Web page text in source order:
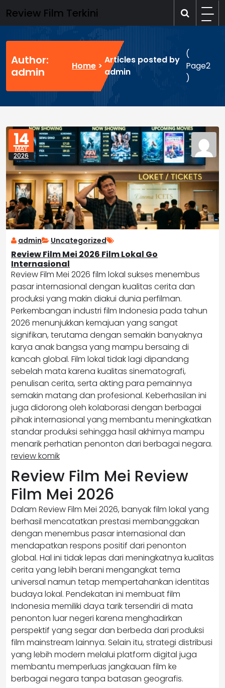
to
content
Review Film Terkini
Author:
admin
Home >
Articles posted by
admin
(
Page2
)
14
MAY
2026
admin Uncategorized
Review Film Mei 2026 Film Lokal Go
Internasional
Review Film Mei 2026 film lokal sukses menembus
pasar internasional dengan kualitas cerita dan
produksi yang makin diakui dunia perfilman.
Perkembangan industri film Indonesia pada tahun
2026 menunjukkan kemajuan yang sangat
signifikan, terutama dengan semakin banyaknya
karya anak bangsa yang mampu bersaing di
kancah global. Film lokal tidak lagi dipandang
sebelah mata karena kualitas sinematografi,
penulisan cerita, serta akting para pemainnya
semakin matang dan profesional. Keberhasilan ini
juga didorong oleh kolaborasi dengan berbagai
pihak internasional yang membantu meningkatkan
standar produksi sehingga hasil akhirnya mampu
menarik perhatian penonton dari berbagai negara.
review komik
Review Film Mei Review
Film Mei 2026
Dalam Review Film Mei 2026, banyak film lokal yang
berhasil mencatatkan prestasi membanggakan
dengan menembus pasar internasional dan
mendapatkan respons positif dari penonton
global. Hal ini tidak lepas dari meningkatnya kualitas
cerita yang lebih berani mengangkat tema
universal namun tetap mempertahankan identitas
budaya lokal. Pendekatan ini membuat film
Indonesia memiliki daya tarik tersendiri di mata
penonton luar negeri karena menghadirkan
perspektif yang segar dan berbeda dari produksi
film mainstream lainnya. Selain itu, strategi distribusi
yang lebih modern melalui platform digital juga
membantu memperluas jangkauan film ke
berbagai negara tanpa batasan geografis.